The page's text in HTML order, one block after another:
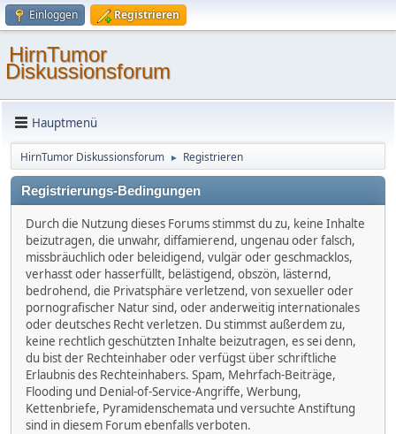
Einloggen Registrieren
HirnTumor
Diskussionsforum
Hauptmenü
HirnTumor Diskussionsforum ► Registrieren
Registrierungs-Bedingungen
Durch die Nutzung dieses Forums stimmst du zu, keine Inhalte
beizutragen, die unwahr, diffamierend, ungenau oder falsch,
missbräuchlich oder beleidigend, vulgär oder geschmacklos,
verhasst oder hasserfüllt, belästigend, obszön, lästernd,
bedrohend, die Privatsphäre verletzend, von sexueller oder
pornografischer Natur sind, oder anderweitig internationales
oder deutsches Recht verletzen. Du stimmst außerdem zu,
keine rechtlich geschützten Inhalte beizutragen, es sei denn,
du bist der Rechteinhaber oder verfügst über schriftliche
Erlaubnis des Rechteinhabers. Spam, Mehrfach-Beiträge,
Flooding und Denial-of-Service-Angriffe, Werbung,
Kettenbriefe, Pyramidenschemata und versuchte Anstiftung
sind in diesem Forum ebenfalls verboten.